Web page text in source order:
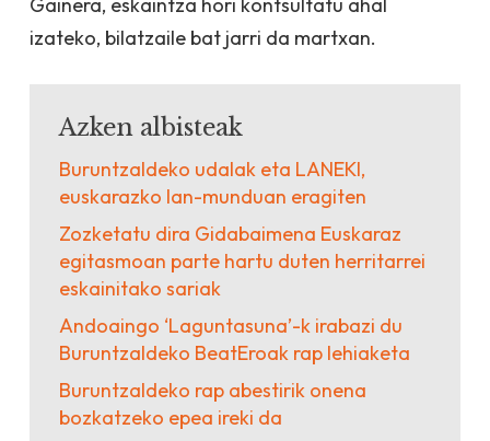
Gainera, eskaintza hori kontsultatu ahal
izateko, bilatzaile bat jarri da martxan.
Azken albisteak
Buruntzaldeko udalak eta LANEKI,
euskarazko lan-munduan eragiten
Zozketatu dira Gidabaimena Euskaraz
egitasmoan parte hartu duten herritarrei
eskainitako sariak
Andoaingo ‘Laguntasuna’-k irabazi du
Buruntzaldeko BeatEroak rap lehiaketa
Buruntzaldeko rap abestirik onena
bozkatzeko epea ireki da